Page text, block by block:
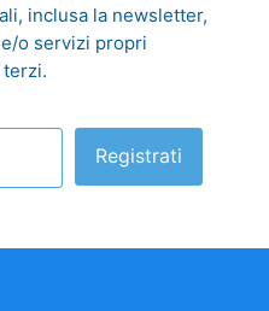
inclusa la newsletter,
o servizi propri
Registrati